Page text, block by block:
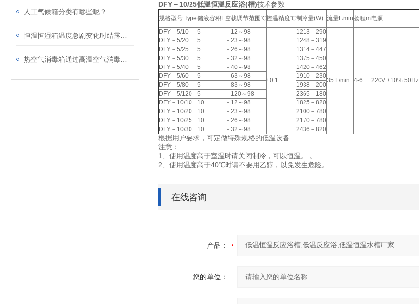
人工气候箱分类有哪些呢？
DFY－10/25低温恒温反应浴(槽)技术参数
规格型号 Type储液容积L空载调节范围℃控温精度℃制冷量(W) 流量L/min扬程m电源
DFY－5/10
5 －12～98
±0.1
1213－290
35 L/min 4-6 220V ±10% 50Hz
DFY－5/20 5 －23～98
1248－319
DFY－5/25
5 －26～98
1314－447
DFY－5/30
5 －32～98
1375－450
DFY－5/40
5 －40～98
1420－462
DFY－5/60
5 －63～98 1910－230
DFY－5/80 5 －83～98
1938－200
DFY－5/120
5 －120～98 2365－180
DFY－10/10
10 －12～98
1825－820
DFY－10/20 10 －23～98
2100－780
DFY－10/25
10 －26～98
2170－780
DFY－10/30
10 －32～98 2436－820
根据用户要求，可定做特殊规格的低温设备
注意：
1、使用温度高于室温时请关闭制冷，可以恒温。 。
2、使用温度高于40℃时请不要用乙醇，以免发生危险。
在线咨询
产品：
您的单位：